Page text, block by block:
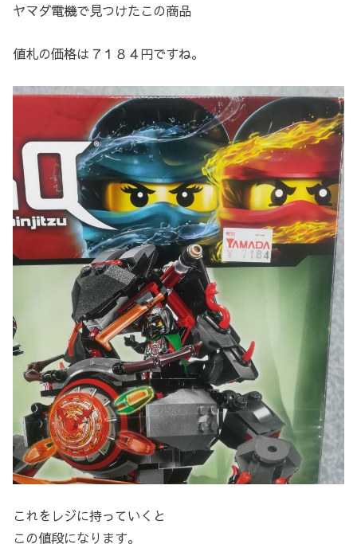
ヤマダ電機で見つけたこの商品
値札の価格は７１８４円ですね。
これをレジに持っていくと
この値段になります。